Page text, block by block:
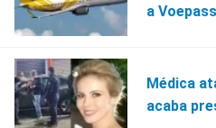
a
Médica
acaba